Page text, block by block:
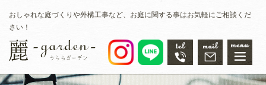
おしゃれな庭づくりや外構工事など、お庭に関する事はお気軽にご相談くだ
さい！